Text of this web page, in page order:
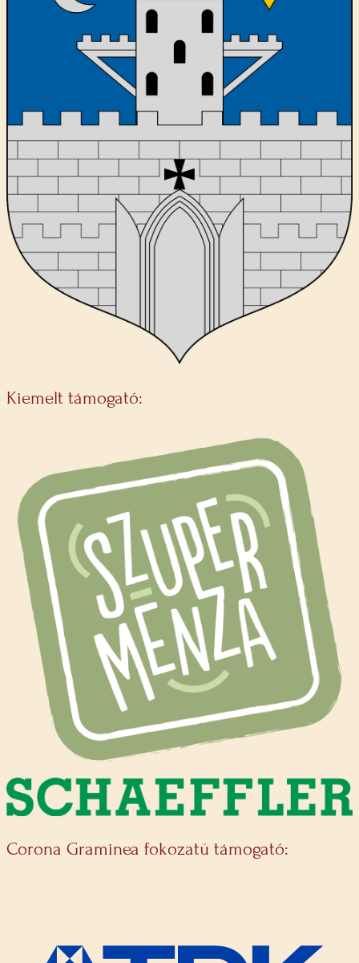
Kiemelt támogató:
Corona Graminea fokozatú támogató: